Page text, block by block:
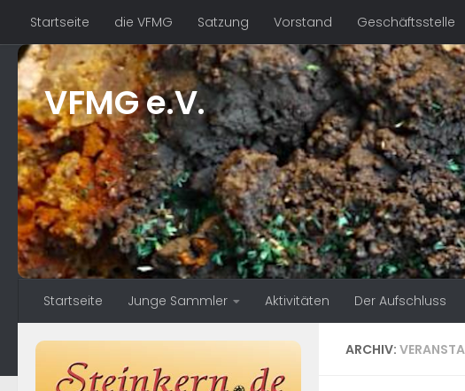
Zum Inhalt springen
Startseite die VFMG Satzung Vorstand Geschäftsstelle
VFMG e.V.
Startseite Junge Sammler Aktivitäten Der Aufschluss
ARCHIV: